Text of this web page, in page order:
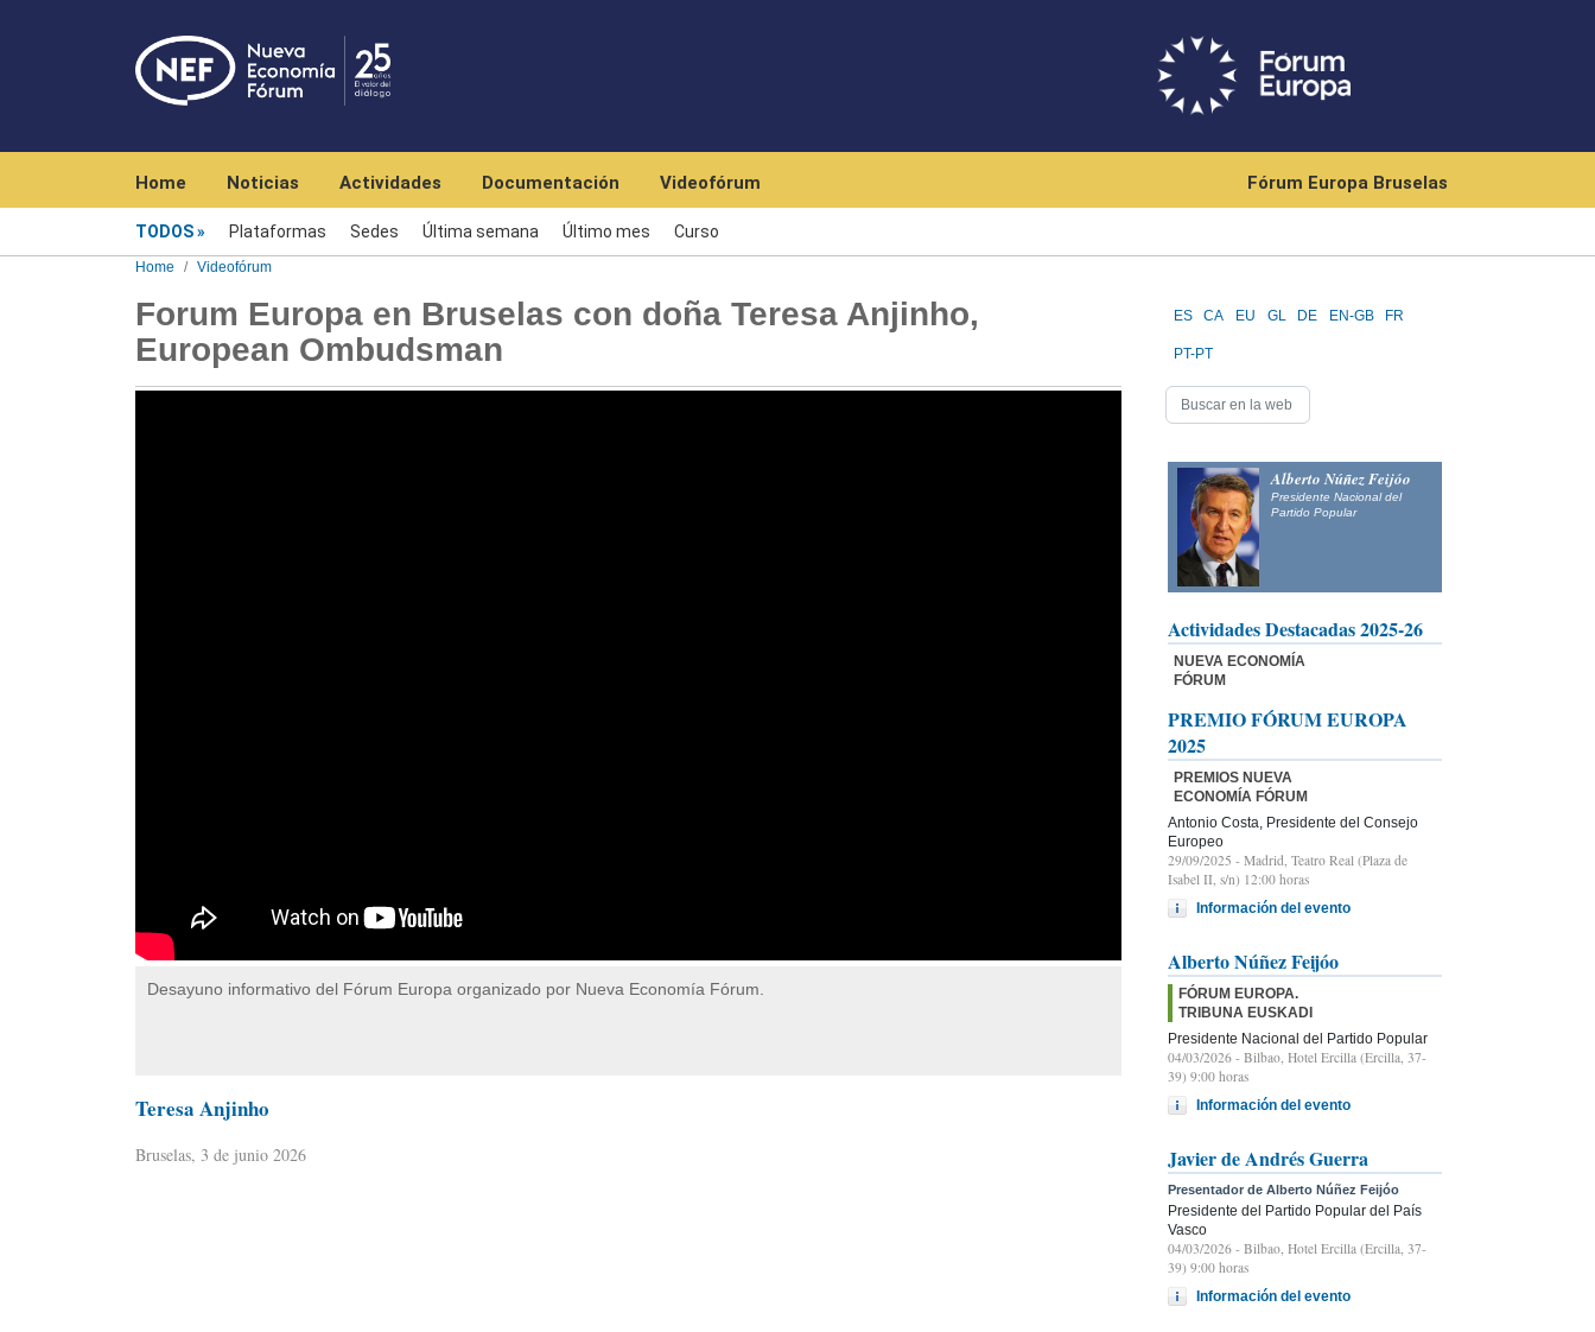
Home Noticias Actividades Documentación Videofórum Fórum Europa Bruselas
TODOS Plataformas Sedes Última semana Último mes Curso
Home Videofórum
Forum Europa en Bruselas con doña Teresa Anjinho,
European Ombudsman
Desayuno informativo del Fórum Europa organizado por Nueva Economía Fórum.
Teresa Anjinho
Bruselas, 3 de junio 2026
ES CA EU GL DE EN-GB FR
PT-PT
Alberto Núñez Feijóo
Presidente Nacional del
Partido Popular
Actividades Destacadas 2025-26
NUEVA ECONOMÍA
FÓRUM
PREMIO FÓRUM EUROPA
2025
PREMIOS NUEVA
ECONOMÍA FÓRUM
Antonio Costa, Presidente del Consejo
Europeo
29/09/2025 - Madrid, Teatro Real (Plaza de
Isabel II, s/n) 12:00 horas
Información del evento
Alberto Núñez Feijóo
FÓRUM EUROPA.
TRIBUNA EUSKADI
Presidente Nacional del Partido Popular
04/03/2026 - Bilbao, Hotel Ercilla (Ercilla, 37-
39) 9:00 horas
Información del evento
Javier de Andrés Guerra
Presentador de Alberto Núñez Feijóo
Presidente del Partido Popular del País
Vasco
04/03/2026 - Bilbao, Hotel Ercilla (Ercilla, 37-
39) 9:00 horas
Información del evento